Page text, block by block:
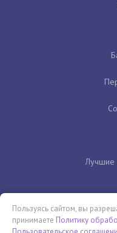
Лучшие
Пользуясь сайтом, вы
принимаете Политику